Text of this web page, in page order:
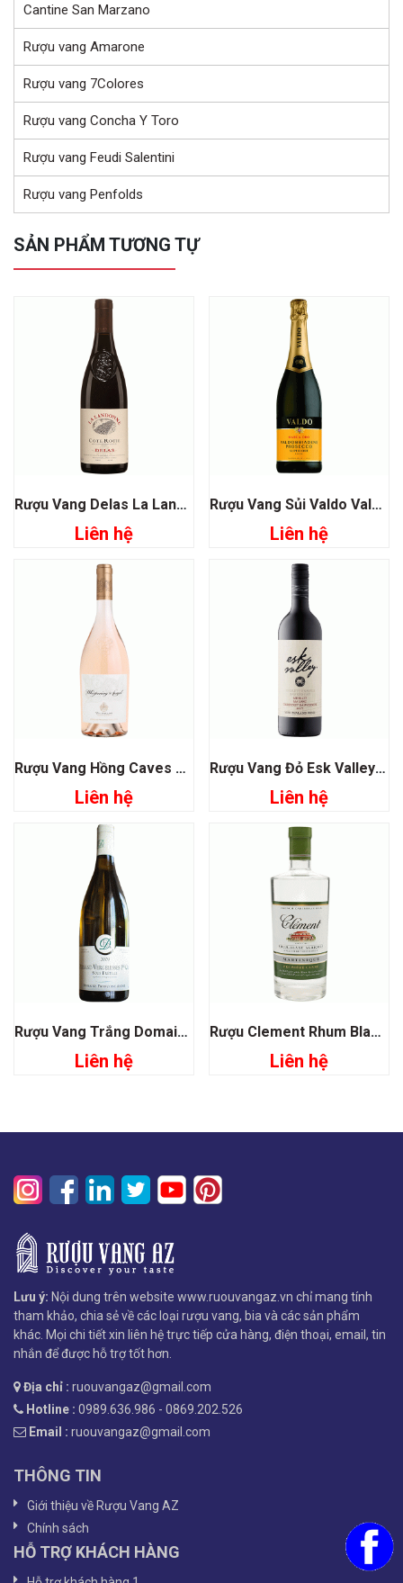
Cantine San Marzano
Rượu vang Amarone
Rượu vang 7Colores
Rượu vang Concha Y Toro
Rượu vang Feudi Salentini
Rượu vang Penfolds
SẢN PHẨM TƯƠNG TỰ
Rượu Vang Delas La Landonne Cote Rotie Syrah
Liên hệ
Rượu Vang Sủi Valdo Valdobbiadene Prosecco Superiore
Liên hệ
Rượu Vang Hồng Caves D’esclans Whispering Angel Rose
Liên hệ
Rượu Vang Đỏ Esk Valley Hawkes Bay Merlot – Malbec – Cabernet Sauvignon
Liên hệ
Rượu Vang Trắng Domaine Francoise Andre Pernand Vergelesses Sous Fretille
Liên hệ
Rượu Clement Rhum Blanc Agricole Martinique Premiere Canne
Liên hệ
Lưu ý: Nội dung trên website www.ruouvangaz.vn chỉ mang tính
tham khảo, chia sẻ về các loại rượu vang, bia và các sản phẩm
khác. Mọi chi tiết xin liên hệ trực tiếp cửa hàng, điện thoại, email, tin
nhắn để được hỗ trợ tốt hơn.
Địa chỉ : ruouvangaz@gmail.com
Hotline : 0989.636.986 - 0869.202.526
Email : ruouvangaz@gmail.com
THÔNG TIN
Giới thiệu về Rượu Vang AZ
Chính sách
HỖ TRỢ KHÁCH HÀNG